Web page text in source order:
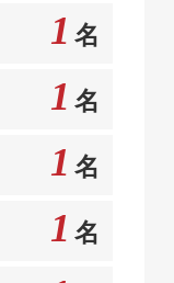
1 名
1 名
1 名
1 名